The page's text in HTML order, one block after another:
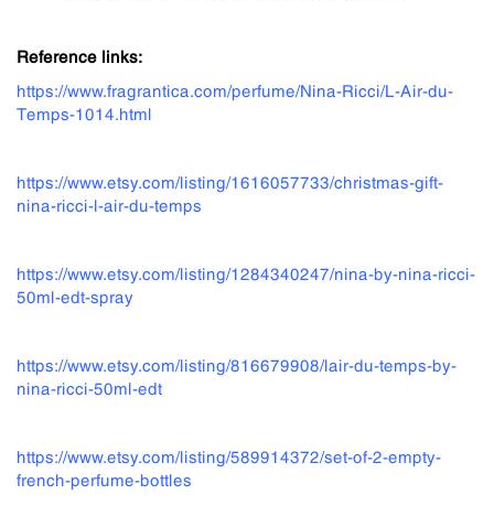
Reference links:
https://www.fragrantica.com/perfume/Nina-Ricci/L-Air-du-
Temps-1014.html
https://www.etsy.com/listing/1616057733/christmas-gift-
nina-ricci-l-air-du-temps
https://www.etsy.com/listing/1284340247/nina-by-nina-ricci-
50ml-edt-spray
https://www.etsy.com/listing/816679908/lair-du-temps-by-
nina-ricci-50ml-edt
https://www.etsy.com/listing/589914372/set-of-2-empty-
french-perfume-bottles